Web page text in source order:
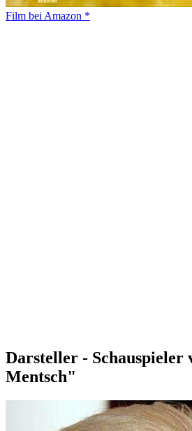
Film bei Amazon *
Darsteller - Schauspieler
Mentsch"